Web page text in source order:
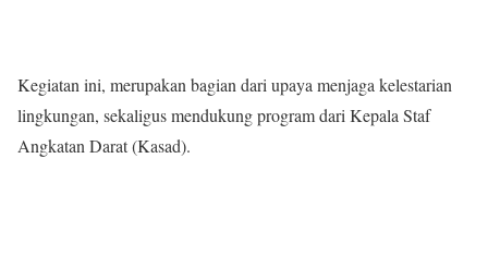
Kegiatan ini, merupakan bagian dari upaya menjaga kelestarian
lingkungan, sekaligus mendukung program dari Kepala Staf
Angkatan Darat (Kasad).